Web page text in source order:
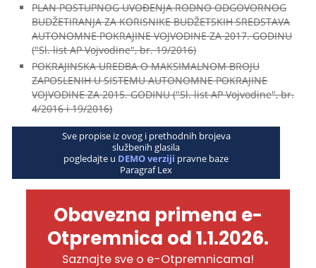
PLAN POSTUPNOG UVOĐENJA RODNO ODGOVORNOG
BUDŽETIRANJA ZA KORISNIKE BUDŽETSKIH SREDSTAVA
AUTONOMNE POKRAJINE VOJVODINE ZA 2017. GODINU
("Sl. list AP Vojvodine", br. 19/2016)
POKRAJINSKA UREDBA O MAKSIMALNOM BROJU
ZAPOSLENIH U SISTEMU AUTONOMNE POKRAJINE
VOJVODINE ZA 2015. GODINU ("Sl. list AP Vojvodine", br.
4/2016 i 19/2016)
Sve propise iz ovog i prethodnih brojeva
službenih glasila
pogledajte u DEMO verziji pravne baze
Paragraf Lex
Obavezna primena e-
Otpremnica od 1.1.2026.
Saznajte sve o e-Otpremnicama!